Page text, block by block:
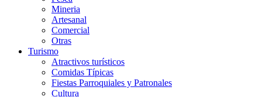
Mineria
Artesanal
Comercial
Otras
Turismo
Atractivos turísticos
Comidas Típicas
Fiestas Parroquiales y Patronales
Cultura